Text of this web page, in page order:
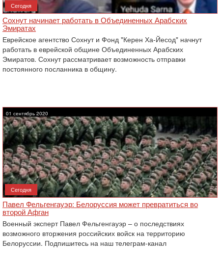
Сегодня
Сохнут начинает работать в Объединенных Арабских
Эмиратах
Еврейское агентство Сохнут и Фонд "Керен Ха-Йесод" начнут
работать в еврейской общине Объединенных Арабских
Эмиратов. Сохнут рассматривает возможность отправки
постоянного посланника в общину.
01 сентябрь 2020
Сегодня
Павел Фельгенгауэр: Белоруссия может превратиться во
второй Афган
Военный эксперт Павел Фельгенгауэр – о последствиях
возможного вторжения российских войск на территорию
Белоруссии. Подпишитесь на наш телеграм-канал